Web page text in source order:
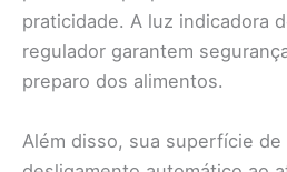
praticidade. A luz indicadora
regulador garantem
preparo dos alimentos.
Além disso, sua superfície